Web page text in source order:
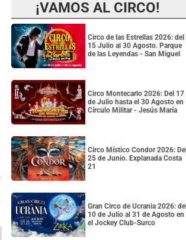
¡VAMOS AL CIRCO!
Circo de las Estrellas 2026: del
15 Julio al 30 Agosto. Parque
de las Leyendas - San Miguel
Circo Montecarlo 2026: Del 17
de Julio hasta el 30 Agosto en
Círculo Militar - Jesús María
Circo Místico Condor 2026: Del
25 de Junio. Explanada Costa
21
Gran Circo de Ucrania 2026: del
10 de Julio al 31 de Agosto en
el Jockey Club-Surco